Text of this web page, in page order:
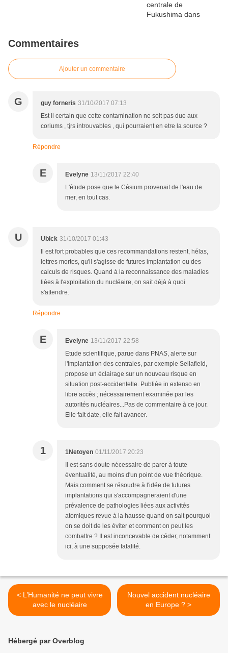
Commentaires
Ajouter un commentaire
G guy forneris 31/10/2017 07:13
Est il certain que cette contamination ne soit pas due aux
coriums , tjrs introuvables , qui pourraient en etre la source ?
Répondre
E Evelyne 13/11/2017 22:40
L'étude pose que le Césium provenait de l'eau de
mer, en tout cas.
U Ubick 31/10/2017 01:43
Il est fort probables que ces recommandations restent, hélas,
lettres mortes, qu'il s'agisse de futures implantation ou des
calculs de risques. Quand à la reconnaissance des maladies
liées à l'exploitation du nucléaire, on sait déjà à quoi
s'attendre.
Répondre
E Evelyne 13/11/2017 22:58
Etude scientifique, parue dans PNAS, alerte sur
l'implantation des centrales, par exemple Sellafield,
propose un éclairage sur un nouveau risque en
situation post-accidentelle. Publiée in extenso en
libre accès ; nécessairement examinée par les
autorités nucléaires...Pas de commentaire à ce jour.
Elle fait date, elle fait avancer.
1 1Netoyen 01/11/2017 20:23
Il est sans doute nécessaire de parer à toute
éventualité, au moins d'un point de vue théorique.
Mais comment se résoudre à l'idée de futures
implantations qui s'accompagneraient d'une
prévalence de pathologies liées aux activités
atomiques revue à la hausse quand on sait pourquoi
on se doit de les éviter et comment on peut les
combattre ? Il est inconcevable de céder, notamment
ici, à une supposée fatalité.
< L’Humanité ne peut vivre
avec le nucléaire
Nouvel accident nucléaire
en Europe ? >
Hébergé par Overblog